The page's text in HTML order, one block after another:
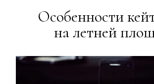
Особенности
на летней